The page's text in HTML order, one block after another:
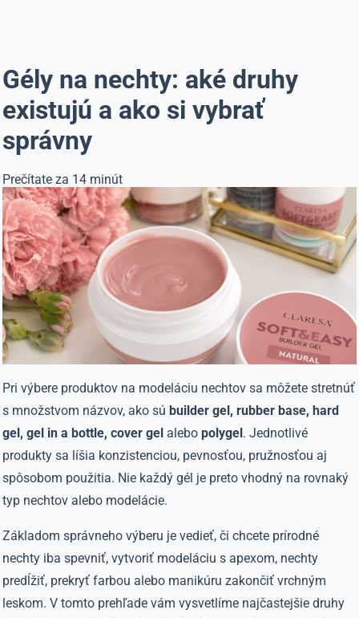
Gély na nechty: aké druhy
existujú a ako si vybrať
správny
Prečítate za 14 minút
Pri výbere produktov na modeláciu nechtov sa môžete stretnúť
s množstvom názvov, ako súbuilder gel, rubber base, hard
gel, gel in a bottle, cover gel alebopolygel. Jednotlivé
produkty sa líšia konzistenciou, pevnosťou, pružnosťou aj
spôsobom použitia. Nie každý gél je preto vhodný na rovnaký
typ nechtov alebo modelácie.
Základom správneho výberu je vedieť, či chcete prírodné
nechty iba spevniť, vytvoriť modeláciu s apexom, nechty
predĺžiť, prekryť farbou alebo manikúru zakončiť vrchným
leskom. V tomto prehľade vám vysvetlíme najčastejšie druhy